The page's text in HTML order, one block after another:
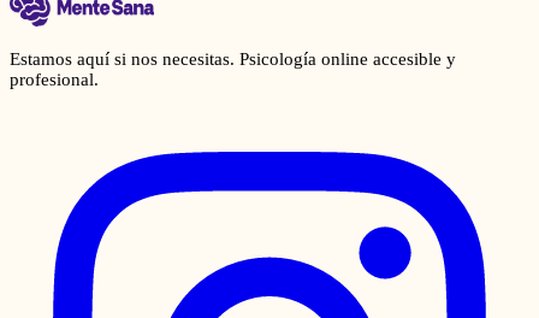
Estamos aquí si nos necesitas. Psicología online accesible y
profesional.